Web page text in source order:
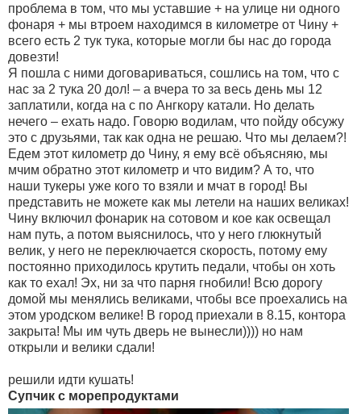
проблема в том, что мы уставшие + на улице ни одного
фонаря + мы втроем находимся в километре от Чину +
всего есть 2 тук тука, которые могли бы нас до города
довезти!
Я пошла с ними договариваться, сошлись на том, что с
нас за 2 тука 20 дол! – а вчера то за весь день мы 12
заплатили, когда на с по Ангкору катали. Но делать
нечего – ехать надо. Говорю водилам, что пойду обсужу
это с друзьями, так как одна не решаю. Что мы делаем?!
Едем этот километр до Чину, я ему всё объясняю, мы
мчим обратно этот километр и что видим? А то, что
наши тукеры уже кого то взяли и мчат в город! Вы
представить не можете как мы летели на наших великах!
Чину включил фонарик на сотовом и кое как освещал
нам путь, а потом выяснилось, что у него глюкнутый
велик, у него не переключается скорость, потому ему
постоянно приходилось крутить педали, чтобы он хоть
как то ехал! Эх, ни за что парня гнобили! Всю дорогу
домой мы менялись великами, чтобы все проехались на
этом уродском велике! В город приехали в 8.15, контора
закрыта! Мы им чуть дверь не вынесли)))) но нам
открыли и велики сдали!
решили идти кушать!
Супчик с морепродуктами